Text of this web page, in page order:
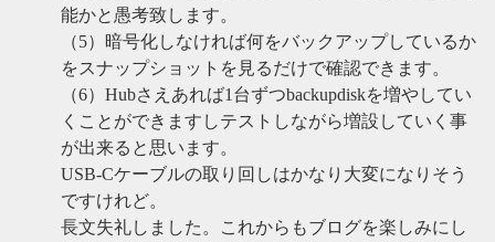
能かと愚考致します。
（5）暗号化しなければ何をバックアップしているか
をスナップショットを見るだけで確認できます。
（6）Hubさえあれば1台ずつbackupdiskを増やしてい
くことができますしテストしながら増設していく事
が出来ると思います。
USB-Cケーブルの取り回しはかなり大変になりそう
ですけれど。
長文失礼しました。これからもブログを楽しみにし